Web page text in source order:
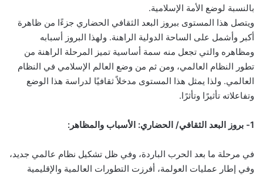
بالنسبة لوضع الأمة الإسلامية.
ويتصل هذا المستوى ببروز البعد الثقافي الحضاري جزءًا من ظاهرة
أكبر وأشمل على الساحة الدولية الراهنة. ولهذا البروز أسبابه
ومظاهره والتي تجعل منه سمة أساسية تميز المرحلة الراهنة من
تطور النظام العالمي، ومن ثم من وضع العالم الإسلامي في النظام
العالمي. ولذا يمثل هذا المستوى مدخلاً ثقافيًا لدراسة هذا الوضع
وتفاعلاته تأثيرًا وتأثرًا.
1- بروز البعد الثقافي/ الحضاري: الأسباب والمظاهر:
في مرحلة ما بعد الحرب الباردة، وفي ظل تشكيل نظام عالمي جديد،
وفي إطار عمليات العولمة، أفرزت التطورات العالمية والإقليمية